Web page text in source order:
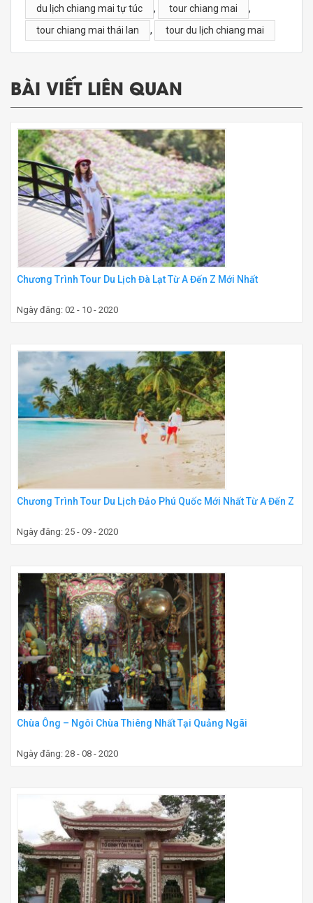
du lịch chiang mai tự túc , tour chiang mai
,
tour chiang mai thái lan
, tour du lịch chiang mai
BÀI VIẾT LIÊN QUAN
Chương Trình Tour Du Lịch Đà Lạt Từ A Đến Z Mới Nhất
Ngày đăng: 02 - 10 - 2020
Chương Trình Tour Du Lịch Đảo Phú Quốc Mới Nhất Từ A Đến Z
Ngày đăng: 25 - 09 - 2020
Chùa Ông – Ngôi Chùa Thiêng Nhất Tại Quảng Ngãi
Ngày đăng: 28 - 08 - 2020